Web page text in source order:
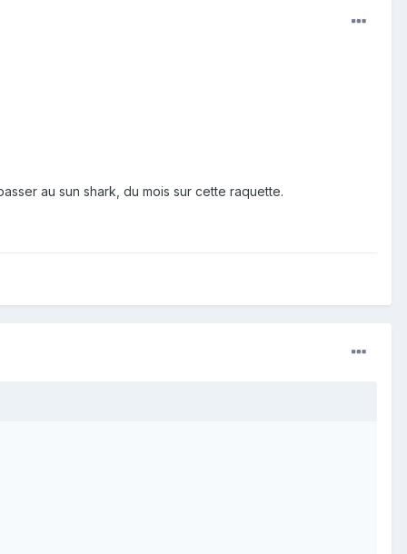
au sun shark, du mois sur cette raquette.